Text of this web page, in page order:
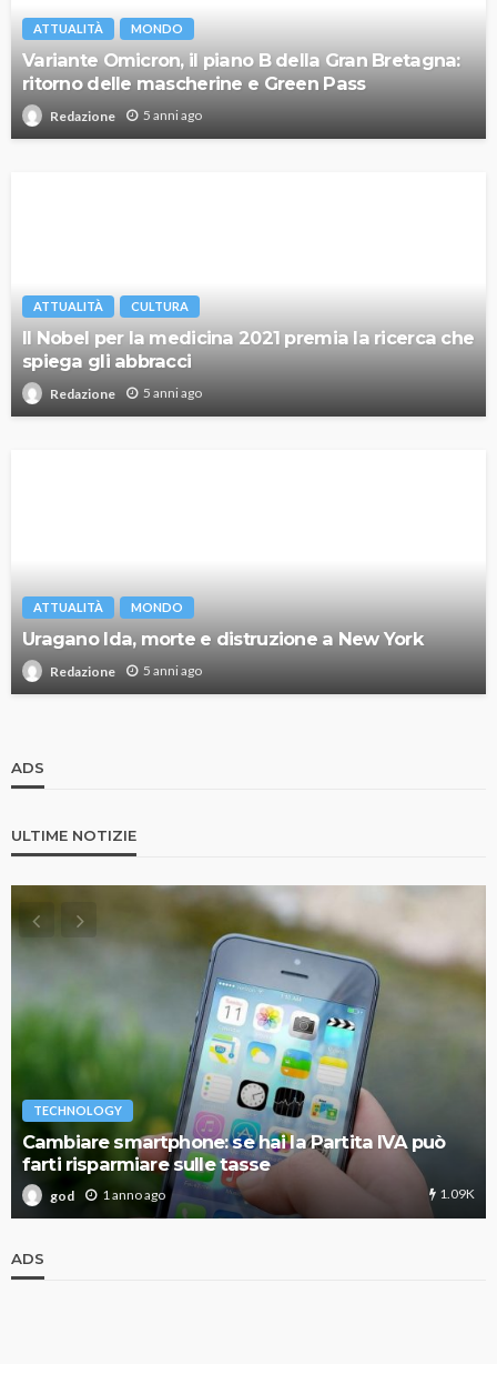
ATTUALITÀ MONDO
Variante Omicron, il piano B della Gran Bretagna:
ritorno delle mascherine e Green Pass
Redazione 5 anni ago
ATTUALITÀ CULTURA
Il Nobel per la medicina 2021 premia la ricerca che
spiega gli abbracci
Redazione 5 anni ago
ATTUALITÀ MONDO
Uragano Ida, morte e distruzione a New York
Redazione 5 anni ago
ADS
ULTIME NOTIZIE
TECHNOLOGY
Cambiare smartphone: se hai la Partita IVA può
farti risparmiare sulle tasse
god 1 anno ago 1.09K
ADS